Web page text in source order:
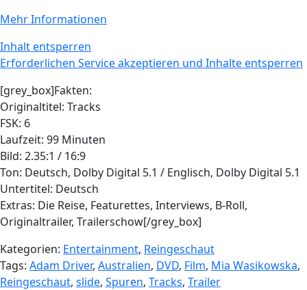
Mehr Informationen
Inhalt entsperren
Erforderlichen Service akzeptieren und Inhalte entsperren
[grey_box]Fakten:
Originaltitel: Tracks
FSK: 6
Laufzeit: 99 Minuten
Bild: 2.35:1 / 16:9
Ton: Deutsch, Dolby Digital 5.1 / Englisch, Dolby Digital 5.1
Untertitel: Deutsch
Extras: Die Reise, Featurettes, Interviews, B-Roll,
Originaltrailer, Trailerschow[/grey_box]
Kategorien: Entertainment, Reingeschaut
Tags: Adam Driver, Australien, DVD, Film, Mia Wasikowska,
Reingeschaut, slide, Spuren, Tracks, Trailer